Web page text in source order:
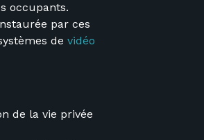
occupants.
par ces
de vidéo
de la vie privée